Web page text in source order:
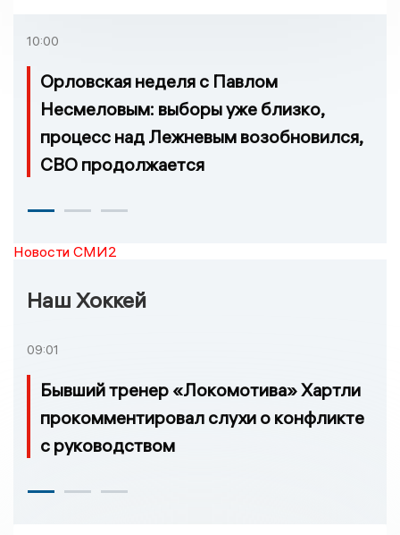
10:00
Орловская неделя с Павлом
Несмеловым: выборы уже близко,
процесс над Лежневым возобновился,
СВО продолжается
Новости СМИ2
Наш Хоккей
09:01
Бывший тренер «Локомотива» Хартли
прокомментировал слухи о конфликте
с руководством